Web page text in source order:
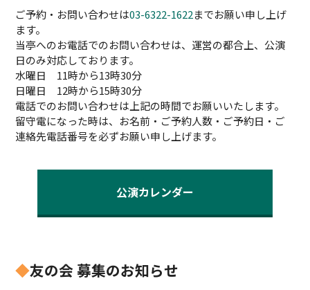
ご予約・お問い合わせは03-6322-1622までお願い申し上げ
ます。
当亭へのお電話でのお問い合わせは、運営の都合上、公演
日のみ対応しております。
水曜日 11時から13時30分
日曜日 12時から15時30分
電話でのお問い合わせは上記の時間でお願いいたします。
留守電になった時は、お名前・ご予約人数・ご予約日・ご
連絡先電話番号を必ずお願い申し上げます。
公演カレンダー
◆友の会 募集のお知らせ